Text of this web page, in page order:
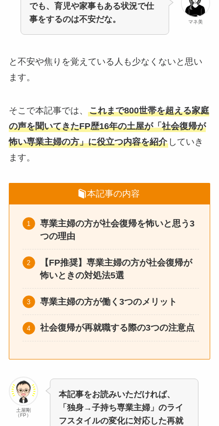
マネ美
でも、育児や家事もある状況で仕
事をするのは不安だな。
と不安や焦りを覚えている人も少なくないと思い
ます。
そこで本記事では、 これまで800世帯を超える家庭
の声を聞いてきたFP歴16年の土屋が「社会復帰が
怖い専業主婦の方」に役立つ内容を紹介していき
ます。
本記事の内容
専業主婦の方が社会復帰を怖いと思う3
つの理由
【FP推奨】専業主婦の方が社会復帰が
怖いときの対処法5選
専業主婦の方が働く3つのメリット
社会復帰が再就職する際の3つの注意点
土屋剛
（FP）
本記事をお読みいただければ、
「独身→子持ち専業主婦」のライ
フスタイルの変化に対応した再就